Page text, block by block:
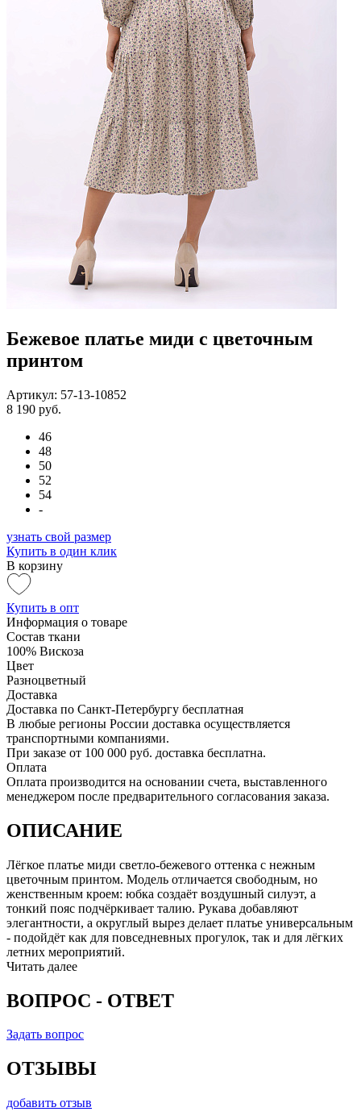
Бежевое платье миди с цветочным
принтом
Артикул: 57-13-10852
8 190 руб.
46
48
50
52
54
-
узнать свой размер
Купить в один клик
В корзину
Купить в опт
Информация о товаре
Состав ткани
100% Вискоза
Цвет
Разноцветный
Доставка
Доставка по Санкт-Петербургу бесплатная
В любые регионы России доставка осуществляется
транспортными компаниями.
При заказе от 100 000 руб. доставка бесплатна.
Оплата
Оплата производится на основании счета, выставленного
менеджером после предварительного согласования заказа.
ОПИСАНИЕ
Лёгкое платье миди светло-бежевого оттенка с нежным
цветочным принтом. Модель отличается свободным, но
женственным кроем: юбка создаёт воздушный силуэт, а
тонкий пояс подчёркивает талию. Рукава добавляют
элегантности, а округлый вырез делает платье универсальным
- подойдёт как для повседневных прогулок, так и для лёгких
летних мероприятий.
Читать далее
ВОПРОС - ОТВЕТ
Задать вопрос
ОТЗЫВЫ
добавить отзыв